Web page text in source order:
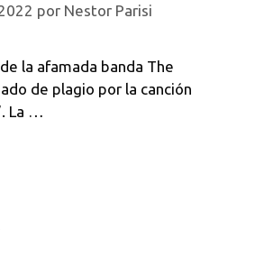
por Nestor Parisi
la afamada banda The
de plagio por la canción
La …